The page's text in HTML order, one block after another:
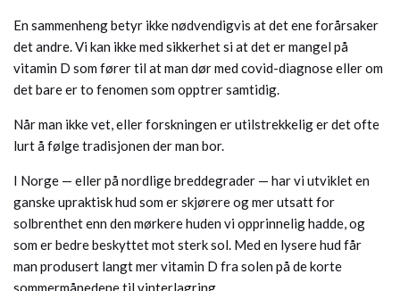
En sammenheng betyr ikke nødvendigvis at det ene forårsaker
det andre. Vi kan ikke med sikkerhet si at det er mangel på
vitamin D som fører til at man dør med covid-diagnose eller om
det bare er to fenomen som opptrer samtidig.
Når man ikke vet, eller forskningen er utilstrekkelig er det ofte
lurt å følge tradisjonen der man bor.
I Norge — eller på nordlige breddegrader — har vi utviklet en
ganske upraktisk hud som er skjørere og mer utsatt for
solbrenthet enn den mørkere huden vi opprinnelig hadde, og
som er bedre beskyttet mot sterk sol. Med en lysere hud får
man produsert langt mer vitamin D fra solen på de korte
sommermånedene til vinterlagring.